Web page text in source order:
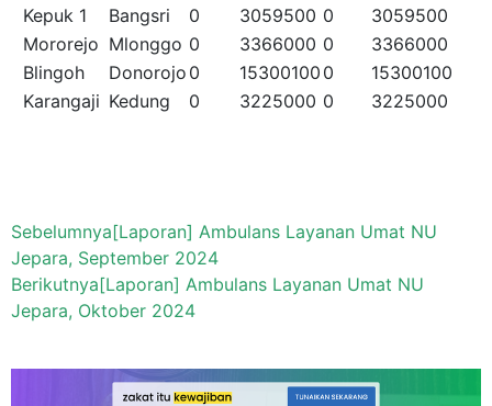
Kepuk 1
Bangsri 0 3059500 0
3059500
Mororejo Mlonggo 0 3366000 0
3366000
Blingoh
Donorojo 0 15300100 0
15300100
Karangaji Kedung 0 3225000 0 3225000
Sebelumnya[Laporan] Ambulans Layanan Umat NU
Jepara, September 2024
Berikutnya[Laporan] Ambulans Layanan Umat NU
Jepara, Oktober 2024